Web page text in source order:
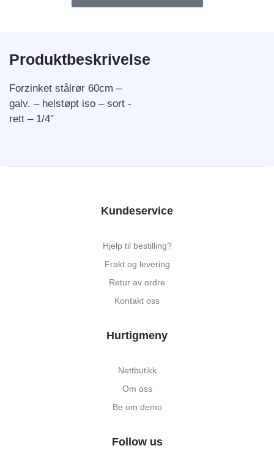
Produktbeskrivelse
Forzinket stålrør 60cm –
galv. – helstøpt iso – sort -
rett – 1/4″
Kundeservice
Hjelp til bestilling?
Frakt og levering
Retur av ordre
Kontakt oss
Hurtigmeny
Nettbutikk
Om oss
Be om demo
Follow us